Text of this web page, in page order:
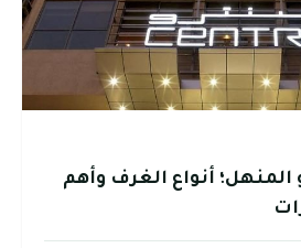
أنواع الغرف وأهم